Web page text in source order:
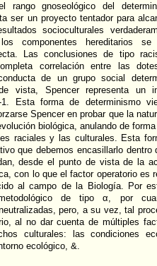
rango gnoseológico del
ser un proyecto tentador para
socioculturales
componentes hereditarios
Las conclusiones de tipo
correlación entre las
de un grupo social
vista, Spencer representa un
1. Esta forma de determinismo
Spencer en probar que la
biológica, anulando de
raciales y las culturales. Esta
que debemos encasillarlo
desde el punto de vista de la
con lo que el factor operatorio es
al campo de la Biología. Por
metodológico de tipo α, por
pero, a su vez, tal
al no dar cuenta de múltiples
culturales: las condiciones
ecológico, &.